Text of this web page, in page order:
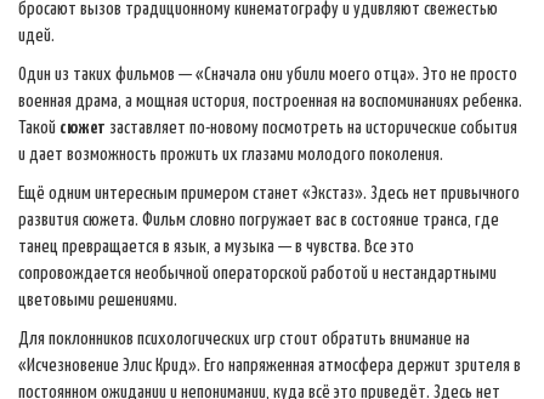
бросают вызов традиционному кинематографу и удивляют свежестью
идей.
Один из таких фильмов — «Сначала они убили моего отца». Это не просто
военная драма, а мощная история, построенная на воспоминаниях ребенка.
Такой сюжет заставляет по-новому посмотреть на исторические события
и дает возможность прожить их глазами молодого поколения.
Ещё одним интересным примером станет «Экстаз». Здесь нет привычного
развития сюжета. Фильм словно погружает вас в состояние транса, где
танец превращается в язык, а музыка — в чувства. Все это
сопровождается необычной операторской работой и нестандартными
цветовыми решениями.
Для поклонников психологических игр стоит обратить внимание на
«Исчезновение Элис Крид». Его напряженная атмосфера держит зрителя в
постоянном ожидании и непонимании, куда всё это приведёт. Здесь нет